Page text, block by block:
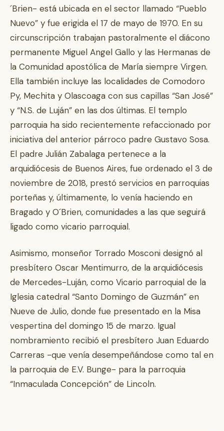
´Brien- está ubicada en el sector llamado “Pueblo
Nuevo” y fue erigida el 17 de mayo de 1970. En su
circunscripción trabajan pastoralmente el diácono
permanente Miguel Angel Gallo y las Hermanas de
la Comunidad apostólica de María siempre Virgen.
Ella también incluye las localidades de Comodoro
Py, Mechita y Olascoaga con sus capillas “San José”
y “N.S. de Luján” en las dos últimas. El templo
parroquia ha sido recientemente refaccionado por
iniciativa del anterior párroco padre Gustavo Sosa.
El padre Julián Zabalaga pertenece a la
arquidiócesis de Buenos Aires, fue ordenado el 3 de
noviembre de 2018, prestó servicios en parroquias
porteñas y, últimamente, lo venía haciendo en
Bragado y O´Brien, comunidades a las que seguirá
ligado como vicario parroquial.
Asimismo, monseñor Torrado Mosconi designó al
presbítero Oscar Mentimurro, de la arquidiócesis
de Mercedes-Luján, como Vicario parroquial de la
Iglesia catedral “Santo Domingo de Guzmán” en
Nueve de Julio, donde fue presentado en la Misa
vespertina del domingo 15 de marzo. Igual
nombramiento recibió el presbítero Juan Eduardo
Carreras -que venía desempeñándose como tal en
la parroquia de E.V. Bunge- para la parroquia
“Inmaculada Concepción” de Lincoln.